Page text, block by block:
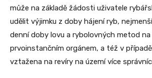
může na základě žádosti uživatele
udělit výjimku z doby hájení ryb,
denní doby lovu a rybolovných metod na
prvoinstančním orgánem, a též v
vztažena na revíry na území více